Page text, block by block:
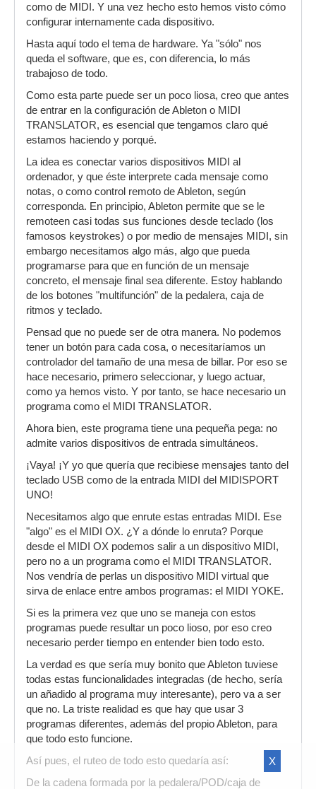
como de MIDI. Y una vez hecho esto hemos visto cómo
configurar internamente cada dispositivo.
Hasta aquí todo el tema de hardware. Ya "sólo" nos
queda el software, que es, con diferencia, lo más
trabajoso de todo.
Como esta parte puede ser un poco liosa, creo que antes
de entrar en la configuración de Ableton o MIDI
TRANSLATOR, es esencial que tengamos claro qué
estamos haciendo y porqué.
La idea es conectar varios dispositivos MIDI al
ordenador, y que éste interprete cada mensaje como
notas, o como control remoto de Ableton, según
corresponda. En principio, Ableton permite que se le
remoteen casi todas sus funciones desde teclado (los
famosos keystrokes) o por medio de mensajes MIDI, sin
embargo necesitamos algo más, algo que pueda
programarse para que en función de un mensaje
concreto, el mensaje final sea diferente. Estoy hablando
de los botones "multifunción" de la pedalera, caja de
ritmos y teclado.
Pensad que no puede ser de otra manera. No podemos
tener un botón para cada cosa, o necesitaríamos un
controlador del tamaño de una mesa de billar. Por eso se
hace necesario, primero seleccionar, y luego actuar,
como ya hemos visto. Y por tanto, se hace necesario un
programa como el MIDI TRANSLATOR.
Ahora bien, este programa tiene una pequeña pega: no
admite varios dispositivos de entrada simultáneos.
¡Vaya! ¡Y yo que quería que recibiese mensajes tanto del
teclado USB como de la entrada MIDI del MIDISPORT
UNO!
Necesitamos algo que enrute estas entradas MIDI. Ese
"algo" es el MIDI OX. ¿Y a dónde lo enruta? Porque
desde el MIDI OX podemos salir a un dispositivo MIDI,
pero no a un programa como el MIDI TRANSLATOR.
Nos vendría de perlas un dispositivo MIDI virtual que
sirva de enlace entre ambos programas: el MIDI YOKE.
Si es la primera vez que uno se maneja con estos
programas puede resultar un poco lioso, por eso creo
necesario perder tiempo en entender bien todo esto.
La verdad es que sería muy bonito que Ableton tuviese
todas estas funcionalidades integradas (de hecho, sería
un añadido al programa muy interesante), pero va a ser
que no. La triste realidad es que hay que usar 3
programas diferentes, además del propio Ableton, para
que todo esto funcione.
Así pues, el ruteo de todo esto quedaría así:
De la cadena formada por la pedalera/POD/caja de
X